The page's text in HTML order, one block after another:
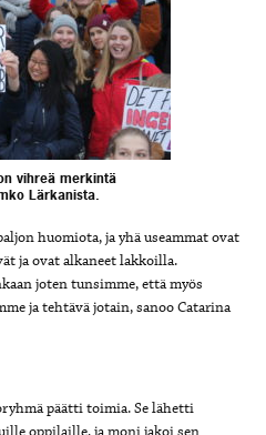
vihreä merkintä
Lärkanista.
huomiota, ja yhä useammat ovat
ja ovat alkaneet lakkoilla.
joten tunsimme, että myös
ja tehtävä jotain, sanoo Catarina
päätti toimia. Se lähetti